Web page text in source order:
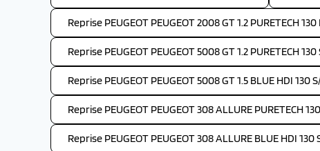
Reprise PEUGEOT PEUGEOT 2008 GT 1.2 PURETECH 130
Reprise PEUGEOT PEUGEOT 5008 GT 1.2 PURETECH
Reprise PEUGEOT PEUGEOT 5008 GT 1.5 BLUE HDI 130
Reprise PEUGEOT PEUGEOT 308 ALLURE PURETECH
Reprise PEUGEOT PEUGEOT 308 ALLURE BLUE HDI 130